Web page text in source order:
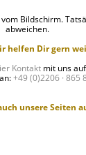
Bildschirm.
abweichen.
helfen Dir gern
Kontaktmit uns auf
+49 (0)2206 · 865
unsere Seiten